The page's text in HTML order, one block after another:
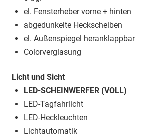
el. Fensterheber vorne + hinten
abgedunkelte Heckscheiben
el. Außenspiegel heranklappbar
Colorverglasung
Licht und Sicht
LED-SCHEINWERFER (VOLL)
LED-Tagfahrlicht
LED-Heckleuchten
Lichtautomatik